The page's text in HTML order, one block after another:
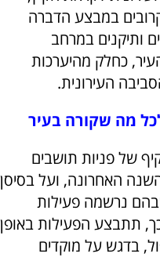
במבצע הדברה
ותיקנים במרחב
כחלק מהיערכות
העירונית.
מה שקורה בעיר
של פניות תושבים
השנה האחרונה, ועל בסיסן
נרשמה פעילות
תתבצע הפעילות באופן
בדגש על מוקדים